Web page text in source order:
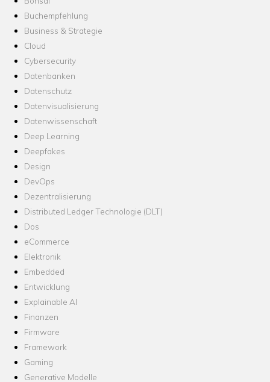
Buchempfehlung
Business & Strategie
Cloud
Cybersecurity
Datenbanken
Datenschutz
Datenvisualisierung
Datenwissenschaft
Deep Learning
Deepfakes
Design
DevOps
Dezentralisierung
Distributed Ledger Technologie (DLT)
Dos
eCommerce
Elektronik
Embedded
Entwicklung
Explainable AI
Finanzen
Firmware
Framework
Gaming
Generative Modelle